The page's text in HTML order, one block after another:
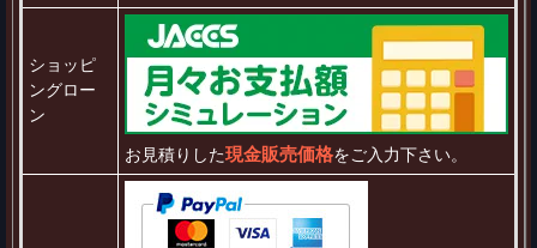
ショッピ
ングロー
ン
お見積りした現金販売価格をご入力下さい。